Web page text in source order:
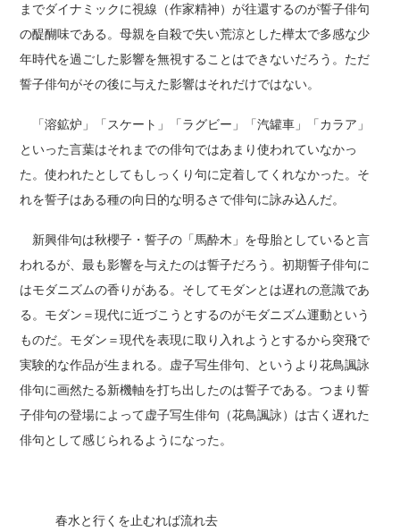
までダイナミックに視線（作家精神）が往還するのが誓子俳句
の醍醐味である。母親を自殺で失い荒涼とした樺太で多感な少
年時代を過ごした影響を無視することはできないだろう。ただ
誓子俳句がその後に与えた影響はそれだけではない。
「溶鉱炉」「スケート」「ラグビー」「汽罐車」「カラア」
といった言葉はそれまでの俳句ではあまり使われていなかっ
た。使われたとしてもしっくり句に定着してくれなかった。そ
れを誓子はある種の向日的な明るさで俳句に詠み込んだ。
新興俳句は秋櫻子・誓子の「馬酔木」を母胎としていると言
われるが、最も影響を与えたのは誓子だろう。初期誓子俳句に
はモダニズムの香りがある。そしてモダンとは遅れの意識であ
る。モダン＝現代に近づこうとするのがモダニズム運動という
ものだ。モダン＝現代を表現に取り入れようとするから突飛で
実験的な作品が生まれる。虚子写生俳句、というより花鳥諷詠
俳句に画然たる新機軸を打ち出したのは誓子である。つまり誓
子俳句の登場によって虚子写生俳句（花鳥諷詠）は古く遅れた
俳句として感じられるようになった。
春水と行くを止むれば流れ去